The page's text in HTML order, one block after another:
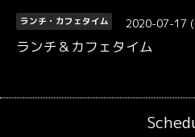
ランチ・カフェタイム 2020-07-17
ランチ＆カフェタイム